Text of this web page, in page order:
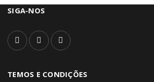
SIGA-NOS
TEMOS E CONDIÇÕES